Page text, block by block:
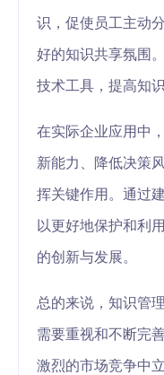
识，促使员工主动
好的知识共享氛围
技术工具，提高知
在实际企业应用中
新能力、降低决策
挥关键作用。通过
以更好地保护和利
的创新与发展。
总的来说，知识管
需要重视和不断完
激烈的市场竞争中